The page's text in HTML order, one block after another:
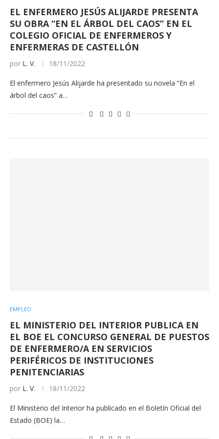
EL ENFERMERO JESÚS ALIJARDE PRESENTA
SU OBRA “EN EL ÁRBOL DEL CAOS” EN EL
COLEGIO OFICIAL DE ENFERMEROS Y
ENFERMERAS DE CASTELLÓN
por L. V. 18/11/2022
El enfermero Jesús Alijarde ha presentado su novela “En el
árbol del caos” a…
EMPLEO
EL MINISTERIO DEL INTERIOR PUBLICA EN
EL BOE EL CONCURSO GENERAL DE PUESTOS
DE ENFERMERO/A EN SERVICIOS
PERIFÉRICOS DE INSTITUCIONES
PENITENCIARIAS
por L. V. 18/11/2022
El Ministerio del Interior ha publicado en el Boletín Oficial del
Estado (BOE) la…